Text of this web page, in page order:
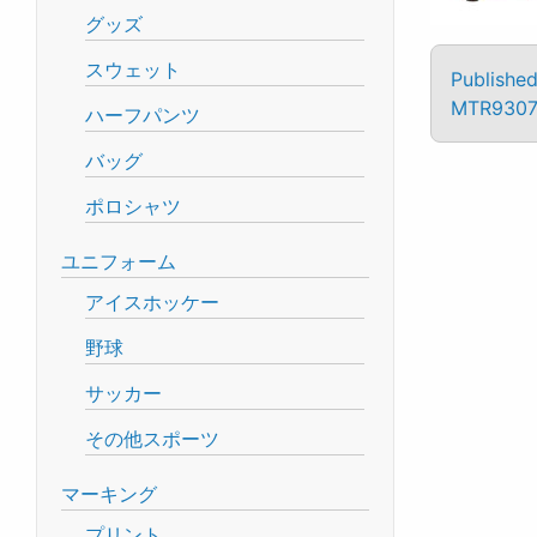
グッズ
スウェット
ハーフパンツ
バッグ
ポロシャツ
ユニフォーム
アイスホッケー
野球
サッカー
その他スポーツ
マーキング